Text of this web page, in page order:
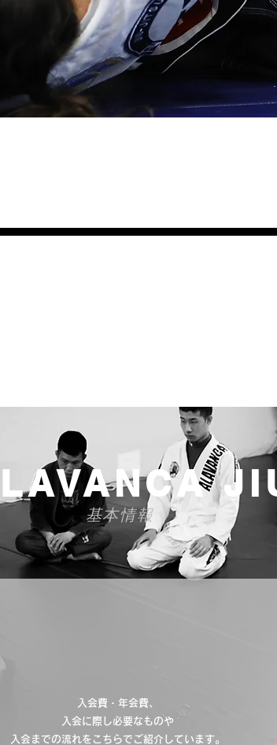
基本情報
入会費・年会費、
入会に際し必要なものや
入会までの流れをこちらでご紹介しています。